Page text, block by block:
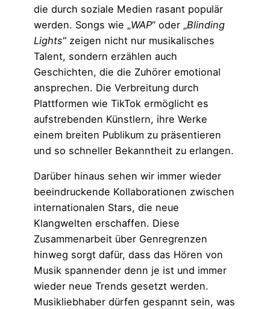
die durch soziale Medien rasant populär
werden. Songs wie „WAP“ oder „Blinding
Lights“ zeigen nicht nur musikalisches
Talent, sondern erzählen auch
Geschichten, die die Zuhörer emotional
ansprechen. Die Verbreitung durch
Plattformen wie TikTok ermöglicht es
aufstrebenden Künstlern, ihre Werke
einem breiten Publikum zu präsentieren
und so schneller Bekanntheit zu erlangen.
Darüber hinaus sehen wir immer wieder
beeindruckende Kollaborationen zwischen
internationalen Stars, die neue
Klangwelten erschaffen. Diese
Zusammenarbeit über Genregrenzen
hinweg sorgt dafür, dass das Hören von
Musik spannender denn je ist und immer
wieder neue Trends gesetzt werden.
Musikliebhaber dürfen gespannt sein, was